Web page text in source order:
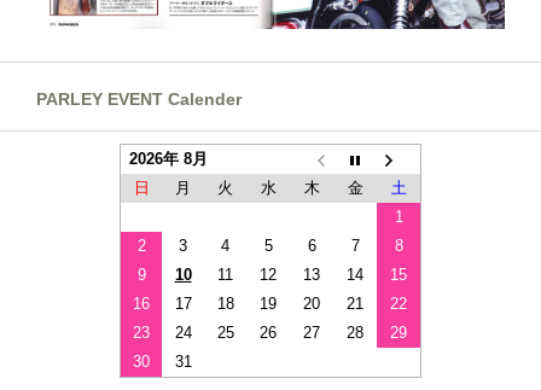
PARLEY EVENT Calender
2026年 8月
日
月 火 水 木 金
土
1
2
3 4 5 6 7
8
9
10 11 12 13 14
15
16
17 18 19 20 21
22
23
24 25 26 27 28
29
30
31